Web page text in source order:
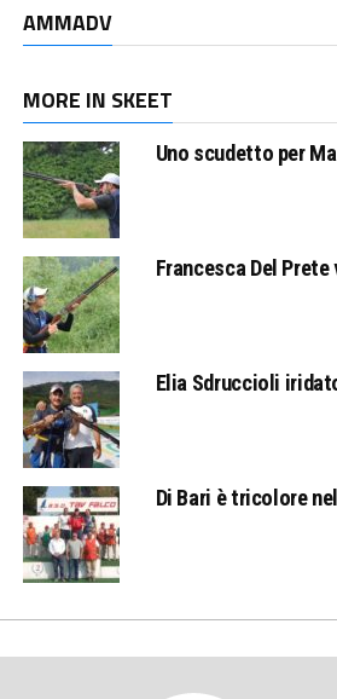
AMMADV
MORE IN SKEET
Uno scudetto per
Francesca Del
Elia Sdruccioli
Di Bari è tricolore